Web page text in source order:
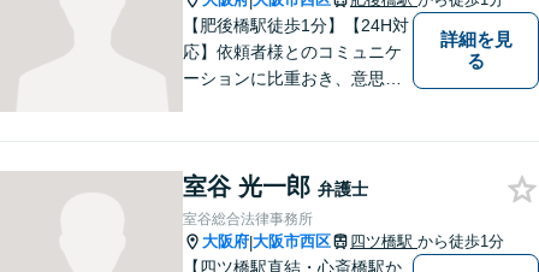
い。
【肥後橋駅徒歩1分】【24H対
応】依頼者様とのコミュニケ
ーションに比重おき、意思疎
事案にも対応いたします。
【初回無料相談】
詳細を見
る
室谷 光一郎 弁護士
室谷総合法律事務所
大阪府|大阪市西区 四ツ橋駅 から徒歩1分
【四ツ橋駅直結・心斎橋駅か